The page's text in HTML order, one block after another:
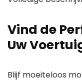
Vind de
Uw
Blijf moeiteloos